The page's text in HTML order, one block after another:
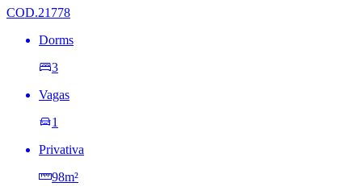
COD.21778
Dorms
3
Vagas
1
Privativa
98m²